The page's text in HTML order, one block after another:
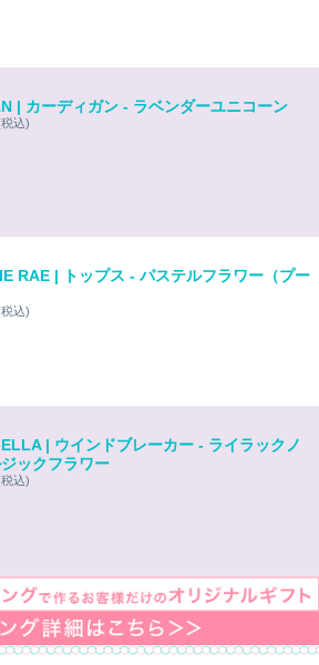
| カーディガン - ラベンダーユニコーン
込)
RAE | トップス - パステルフラワー（プー
込)
| ウインドブレーカー - ライラックノ
ックフラワー
込)